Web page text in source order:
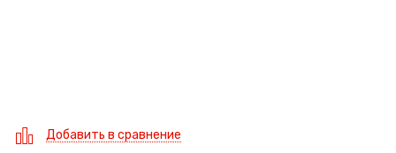
Добавить в сравнение